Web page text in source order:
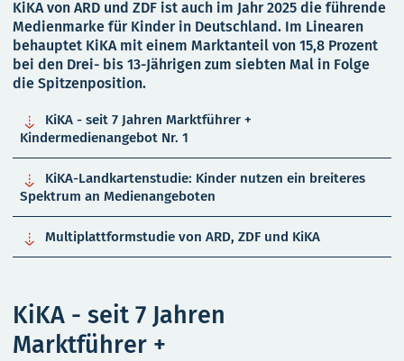
KiKA von ARD und ZDF ist auch im Jahr 2025 die führende
Medienmarke für Kinder in Deutschland. Im Linearen
behauptet KiKA mit einem Marktanteil von 15,8 Prozent
bei den Drei- bis 13-Jährigen zum siebten Mal in Folge
die Spitzenposition.

KiKA - seit 7 Jahren Marktführer +
Kindermedienangebot Nr. 1

KiKA-Landkartenstudie: Kinder nutzen ein breiteres
Spektrum an Medienangeboten
 Multiplattformstudie von ARD, ZDF und KiKA
KiKA - seit 7 Jahren
Marktführer +